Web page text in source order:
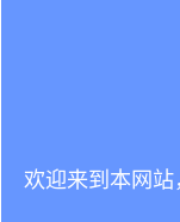
欢迎来到本网站